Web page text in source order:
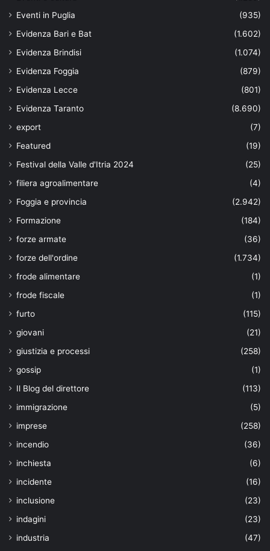
Eventi in Puglia
(935)
Evidenza Bari e Bat
(1.602)
Evidenza Brindisi
(1.074)
Evidenza Foggia
(879)
Evidenza Lecce
(801)
Evidenza Taranto
(8.690)
export
(7)
Featured
(19)
Festival della Valle d'Itria 2024
(25)
filiera agroalimentare
(4)
Foggia e provincia
(2.942)
Formazione
(184)
forze armate
(36)
forze dell'ordine
(1.734)
frode alimentare
(1)
frode fiscale
(1)
furto
(115)
giovani
(21)
giustizia e processi
(258)
gossip
(1)
Il Blog del direttore
(113)
immigrazione
(5)
imprese
(258)
incendio
(36)
inchiesta
(6)
incidente
(16)
inclusione
(23)
indagini
(23)
industria
(47)